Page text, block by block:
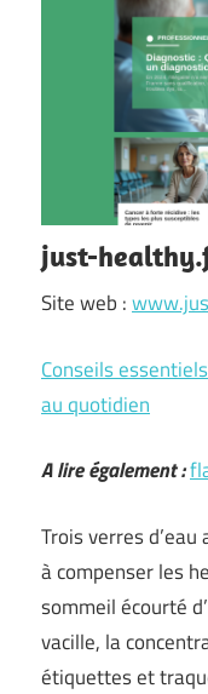
just-
Site web :
Conseils
au quotidien
A lire également :
Trois verres
à compenser les
sommeil écourté
vacille, la
étiquettes et